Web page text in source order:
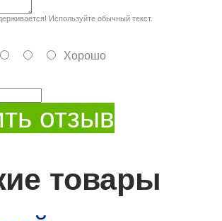
Используйте обычный текст.
Хорошо
отзыв
товары